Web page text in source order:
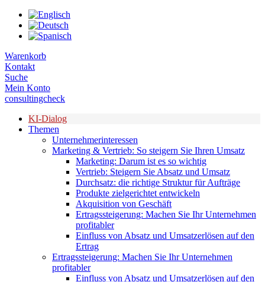
Zum
Inhalt
springen
Warenkorb
Kontakt
Suche
Mein Konto
consultingcheck
KI-Dialog
Themen
Unternehmerinteressen
Marketing & Vertrieb: So steigern Sie Ihren Umsatz
Marketing: Darum ist es so wichtig
Vertrieb: Steigern Sie Absatz und Umsatz
Durchsatz: die richtige Struktur für Aufträge
Produkte zielgerichtet entwickeln
Akquisition von Geschäft
Ertragssteigerung: Machen Sie Ihr Unternehmen
profitabler
Einfluss von Absatz und Umsatzerlösen auf den
Ertrag
Ertragssteigerung: Machen Sie Ihr Unternehmen
profitabler
Einfluss von Absatz und Umsatzerlösen auf den